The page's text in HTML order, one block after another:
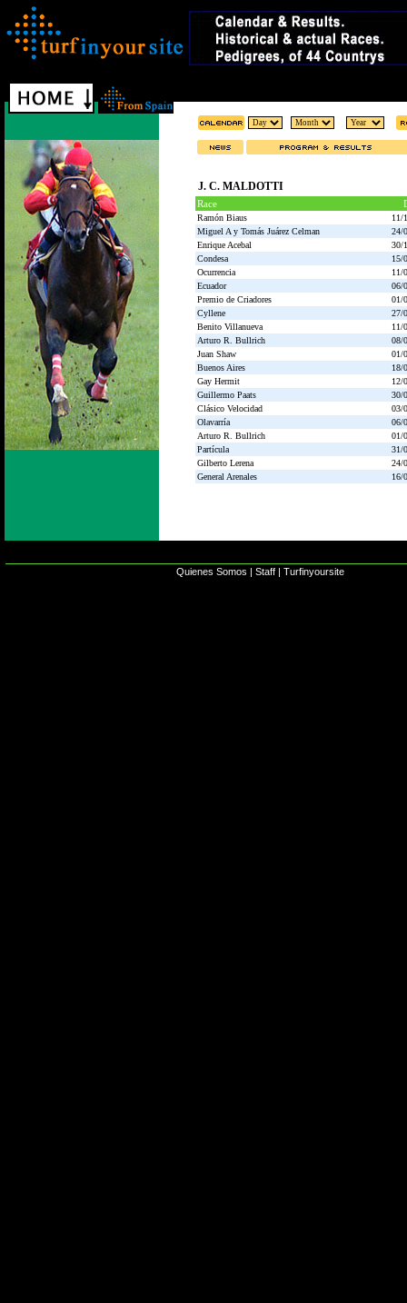
J. C. MALDOTTI
Race
Ramón Biaus
11/
Miguel A y Tomás Juárez Celman
24/
Enrique Acebal
30/
Condesa
15/
Ocurrencia
11/
Ecuador
06/
Premio de Criadores
01/
Cyllene
27/
Benito Villanueva
11/
Arturo R. Bullrich
08/
Juan Shaw
01/
Buenos Aires
18/
Gay Hermit
12/
Guillermo Paats
30/
Clásico Velocidad
03/
Olavarría
06/
Arturo R. Bullrich
01/
Partícula
31/
Gilberto Lerena
24/
General Arenales
16/
Quienes Somos | Staff | Turfinyoursite